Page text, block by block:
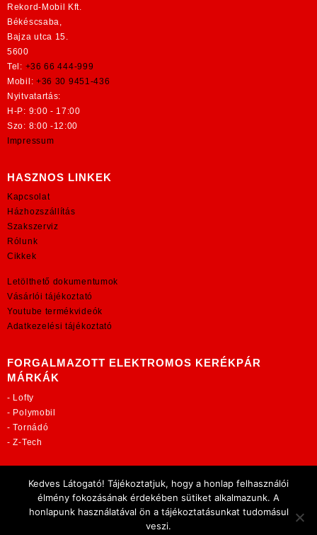
Rekord-Mobil Kft.
Békéscsaba,
Bajza utca 15.
5600
Tel: +36 66 444-999
Mobil: +36 30 9451-436
Nyitvatartás:
H-P: 9:00 - 17:00
Szo: 8:00 -12:00
Impressum
HASZNOS LINKEK
Kapcsolat
Házhozszállítás
Szakszerviz
Rólunk
Cikkek
Letölthető dokumentumok
Vásárlói tájékoztató
Youtube termékvideók
Adatkezelési tájékoztató
FORGALMAZOTT ELEKTROMOS KERÉKPÁR
MÁRKÁK
- Lofty
- Polymobil
-Tornádó
-Z-Tech
rekordmobil.hu
elektromos-kerekparbolt.hu
motorkerekparalkatreszek.hu
Kedves Látogató! Tájékoztatjuk, hogy a honlap felhasználói
élmény fokozásának érdekében sütiket alkalmazunk. A
honlapunk használatával ön a tájékoztatásunkat tudomásul
veszi.